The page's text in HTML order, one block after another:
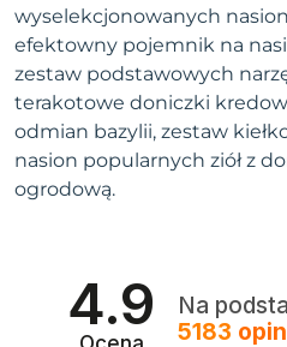
wyselekcjonowanych
efektowny pojemnik na
zestaw podstawowych
terakotowe doniczki
odmian bazylii, zestaw
nasion popularnych ziół z
ogrodową.
4.9
Na
5183